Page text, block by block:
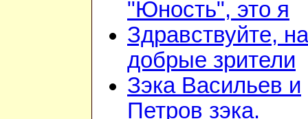
"Юность", это я
Здравствуйте,
добрые зрители
Зэка Васильев и
Петров зэка.